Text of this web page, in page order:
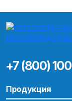
+7 (800)
Продукция